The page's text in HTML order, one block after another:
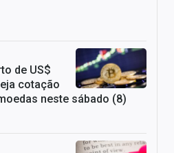
de US$
cotação
neste sábado (8)